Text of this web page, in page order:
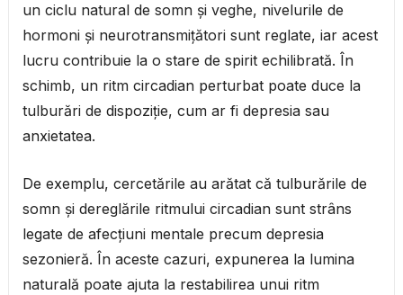
un ciclu natural de somn și veghe, nivelurile de
hormoni și neurotransmițători sunt reglate, iar acest
lucru contribuie la o stare de spirit echilibrată. În
schimb, un ritm circadian perturbat poate duce la
tulburări de dispoziție, cum ar fi depresia sau
anxietatea.
De exemplu, cercetările au arătat că tulburările de
somn și dereglările ritmului circadian sunt strâns
legate de afecțiuni mentale precum depresia
sezonieră. În aceste cazuri, expunerea la lumina
naturală poate ajuta la restabilirea unui ritm